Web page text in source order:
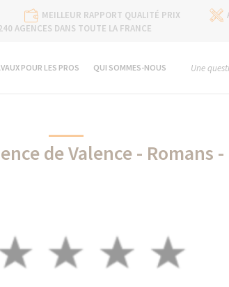
MEILLEUR RAPPORT QUALITÉ PRIX
AGENCES DANS TOUTE LA FRANCE
POUR LES PROS QUI SOMMES-NOUS Une
de Valence - Romans
partenaire de La Maison Des Travaux